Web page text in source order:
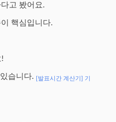
고 봤어요.
핵심입니다.
습니다. [발표시간 계산기] 기